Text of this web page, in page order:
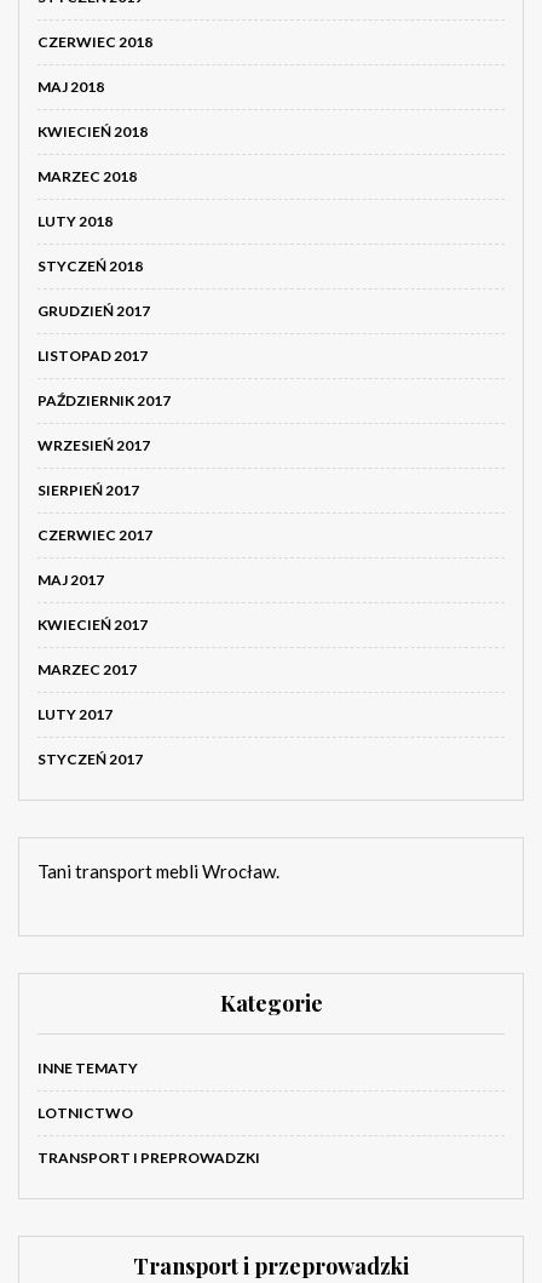
CZERWIEC 2018
MAJ 2018
KWIECIEŃ 2018
MARZEC 2018
LUTY 2018
STYCZEŃ 2018
GRUDZIEŃ 2017
LISTOPAD 2017
PAŹDZIERNIK 2017
WRZESIEŃ 2017
SIERPIEŃ 2017
CZERWIEC 2017
MAJ 2017
KWIECIEŃ 2017
MARZEC 2017
LUTY 2017
STYCZEŃ 2017
Tani transport mebli Wrocław.
Kategorie
INNE TEMATY
LOTNICTWO
TRANSPORT I PREPROWADZKI
Transport i przeprowadzki